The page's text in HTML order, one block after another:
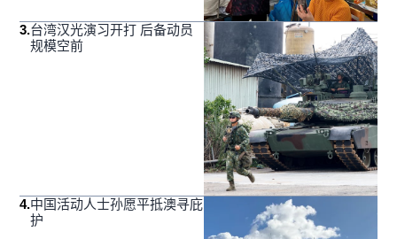
3.台湾汉光演习开打 后备动员
规模空前
4.中国活动人士孙愿平抵澳寻庇
护